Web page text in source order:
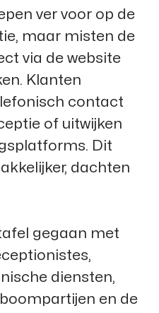
ver voor op de
maar misten de
via de website
Klanten
contact
of uitwijken
Dit
dachten
gegaan met
diensten,
en de